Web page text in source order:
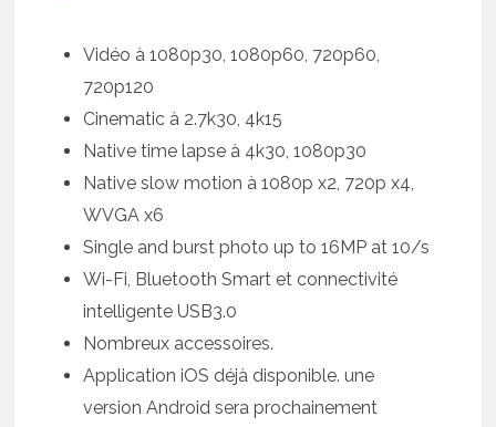
Vidéo à 1080p30, 1080p60, 720p60,
720p120
Cinematic à 2.7k30, 4k15
Native time lapse à 4k30, 1080p30
Native slow motion à 1080p x2, 720p x4,
WVGA x6
Single and burst photo up to 16MP at 10/s
Wi-Fi, Bluetooth Smart et connectivité
intelligente USB3.0
Nombreux accessoires.
Application iOS déjà disponible. une
version Android sera prochainement